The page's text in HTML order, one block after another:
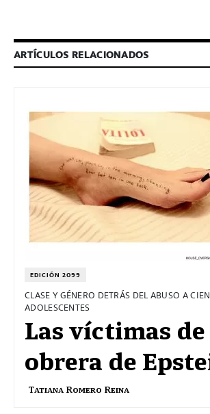
ARTÍCULOS RELACIONADOS
EDICIÓN 2099
CLASE Y GÉNERO DETRÁS DEL ABUSO A
ADOLESCENTES
Las víctimas de
obrera de
Tatiana Romero Reina